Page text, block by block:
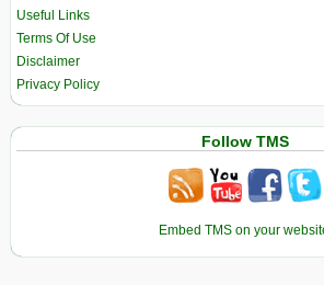
Useful Links
Terms Of Use
Disclaimer
Privacy Policy
Follow TMS
Embed TMS on your